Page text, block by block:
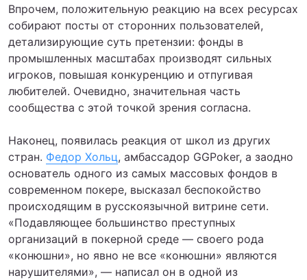
Впрочем, положительную реакцию на всех ресурсах
собирают посты от сторонних пользователей,
детализирующие суть претензии: фонды в
промышленных масштабах производят сильных
игроков, повышая конкуренцию и отпугивая
любителей. Очевидно, значительная часть
сообщества с этой точкой зрения согласна.
Наконец, появилась реакция от школ из других
стран. Федор Хольц, амбассадор GGPoker, а заодно
основатель одного из самых массовых фондов в
современном покере, высказал беспокойство
происходящим в русскоязычной витрине сети.
«Подавляющее большинство преступных
организаций в покерной среде — своего рода
«конюшни», но явно не все «конюшни» являются
нарушителями», — написал он в одной из